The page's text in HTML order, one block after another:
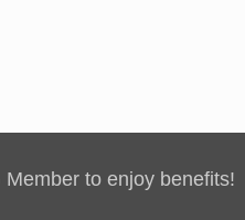
to enjoy benefits!